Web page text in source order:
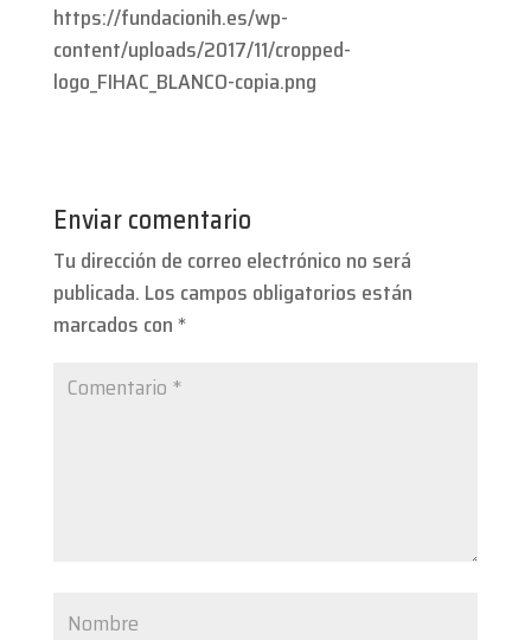
https://fundacionih.es/wp-
content/uploads/2017/11/cropped-
logo_FIHAC_BLANCO-copia.png
Enviar comentario
Tu dirección de correo electrónico no será
publicada. Los campos obligatorios están
marcados con*